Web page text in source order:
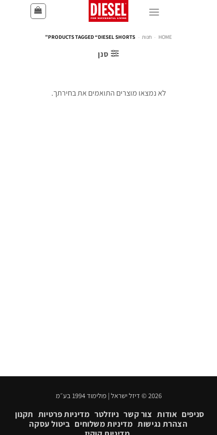
HOME
- חנות -
PRODUCTS TAGGED “DIESEL SHORTS”
סנן
לא נמצאו מוצרים התואמים את בחירתך.
2026 © דיזל ישראל | פולימוד 1994 בע״מ
סניפים אודות צור קשר ניוזלטר מדיניות פרטיות תקנון
הצהרת נגישות מדיניות משלוחים ביטול עסקה